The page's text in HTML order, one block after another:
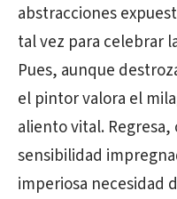
abstracciones
tal vez para celebrar
Pues, aunque
el pintor valora el
aliento vital.
sensibilidad
imperiosa necesidad